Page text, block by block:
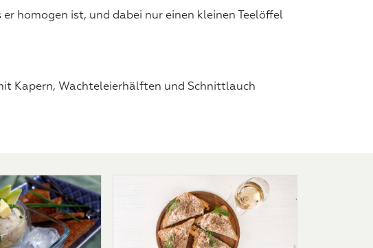
homogen ist, und dabei nur einen kleinen Teelöffel
Kapern, Wachteleierhälften und Schnittlauch